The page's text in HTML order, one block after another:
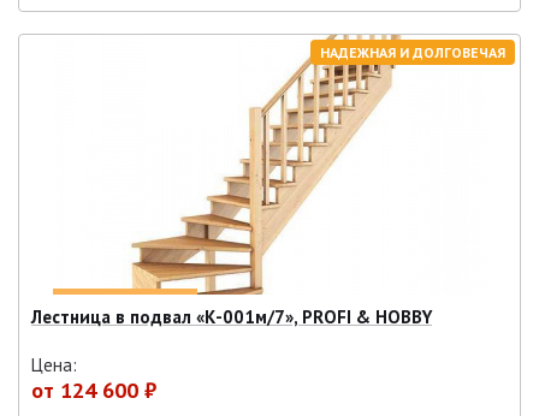
НАДЕЖНАЯ И ДОЛГОВЕЧАЯ
Лестница в подвал «К-001м/7», PROFI & HOBBY
Цена:
от 124 600 ₽